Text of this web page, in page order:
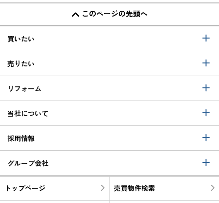
このページの先頭へ
買いたい
売りたい
リフォーム
当社について
採用情報
グループ会社
トップページ 売買物件検索